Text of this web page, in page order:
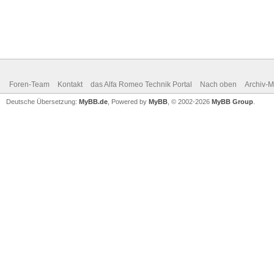
Foren-Team Kontakt das Alfa Romeo Technik Portal Nach oben Archiv-
Deutsche Übersetzung: MyBB.de , Powered by MyBB , © 2002-2026 MyBB Group